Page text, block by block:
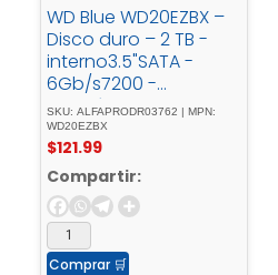
WD Blue WD20EZBX –
Disco duro – 2 TB -
interno3.5"SATA -
6Gb/s7200 -
rpmbúfer: - 256 - MB
SKU: ALFAPRODR03762 | MPN:
WD20EZBX
$121.99
Compartir:
Comprar 🛒